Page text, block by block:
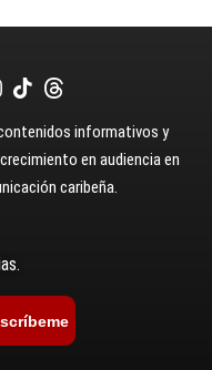
informativos y
en audiencia en
caribeña.